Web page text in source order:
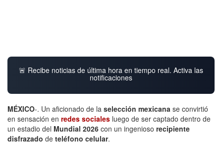
🚨 Recibe noticias de última hora en tiempo real. Activa las
notificaciones
MÉXICO-. Un aficionado de la selección mexicana se convirtió
en sensación en redes sociales luego de ser captado dentro de
un estadio del Mundial 2026 con un ingenioso recipiente
disfrazado de teléfono celular.